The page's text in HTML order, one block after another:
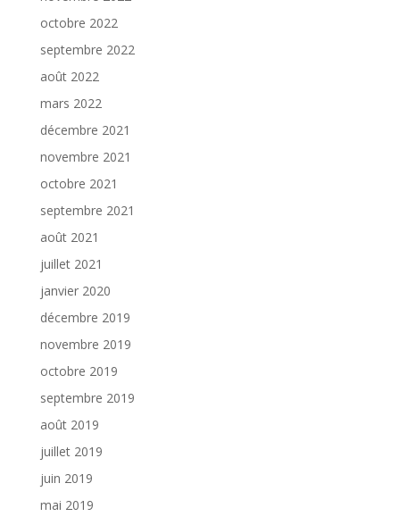
octobre 2022
septembre 2022
août 2022
mars 2022
décembre 2021
novembre 2021
octobre 2021
septembre 2021
août 2021
juillet 2021
janvier 2020
décembre 2019
novembre 2019
octobre 2019
septembre 2019
août 2019
juillet 2019
juin 2019
mai 2019